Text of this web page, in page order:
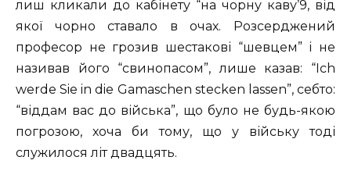
лиш кликали до кабінету “на чорну каву’9, від
якої чорно ставало в очах. Розсерджений
професор не грозив шестакові “шевцем” і не
називав його “свинопасом”, лише казав: “Ich
werde Sie in die Gamaschen stecken lassen”, себто:
“віддам вас до війська”, що було не будь-якою
погрозою, хоча би тому, що у війську тоді
служилося літ двадцять.